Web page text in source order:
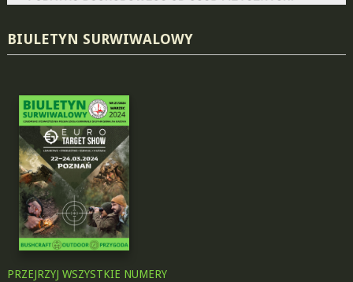
BIULETYN SURWIWALOWY
PRZEJRZYJ WSZYSTKIE NUMERY